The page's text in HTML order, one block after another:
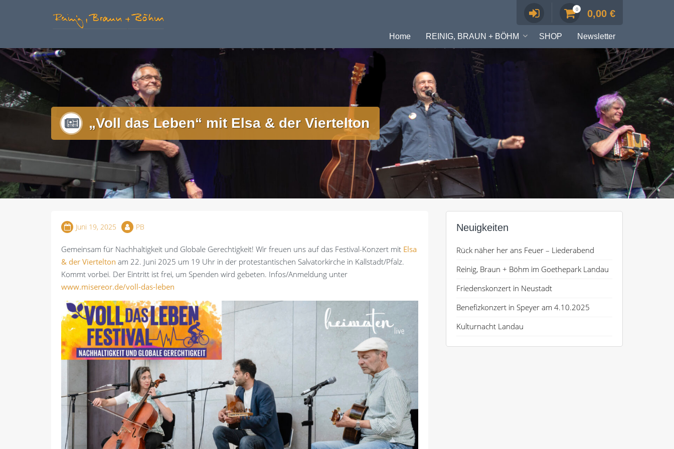
0 0,00 €
Home REINIG, BRAUN + BÖHM SHOP Newsletter
„Voll das Leben“ mit Elsa & der Viertelton
Juni 19, 2025 PB
Gemeinsam für Nachhaltigkeit und Globale Gerechtigkeit! Wir freuen uns auf das Festival-Konzert mit Elsa
& der Viertelton am 22. Juni 2025 um 19 Uhr in der protestantischen Salvatorkirche in Kallstadt/Pfalz.
Kommt vorbei. Der Eintritt ist frei, um Spenden wird gebeten. Infos/Anmeldung unter
www.misereor.de/voll-das-leben
Neuigkeiten
Rück näher her ans Feuer – Liederabend
Reinig, Braun + Böhm im Goethepark Landau
Friedenskonzert in Neustadt
Benefizkonzert in Speyer am 4.10.2025
Kulturnacht Landau